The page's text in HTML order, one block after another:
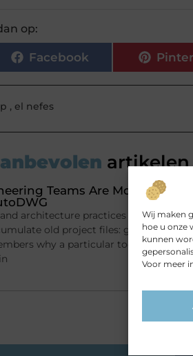
Wij maken
hoe u onze
kunnen
Voor meer
op:
Facebook
, el nefes
Teams Are
architecture practices tend to
old project files: gradually,
why a particular tool got